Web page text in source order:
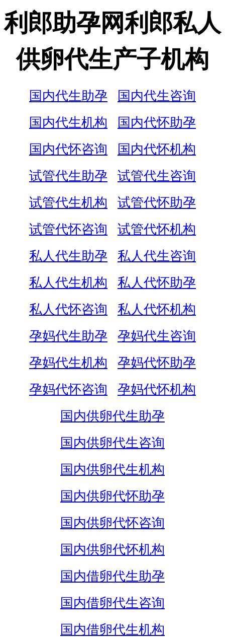
利郎助孕网利郎私人
供卵代生产子机构
国内代生助孕
国内代生咨询
国内代生机构
国内代怀助孕
国内代怀咨询
国内代怀机构
试管代生助孕
试管代生咨询
试管代生机构
试管代怀助孕
试管代怀咨询
试管代怀机构
私人代生助孕
私人代生咨询
私人代生机构
私人代怀助孕
私人代怀咨询
私人代怀机构
孕妈代生助孕
孕妈代生咨询
孕妈代生机构
孕妈代怀助孕
孕妈代怀咨询
孕妈代怀机构
国内供卵代生助孕
国内供卵代生咨询
国内供卵代生机构
国内供卵代怀助孕
国内供卵代怀咨询
国内供卵代怀机构
国内借卵代生助孕
国内借卵代生咨询
国内借卵代生机构